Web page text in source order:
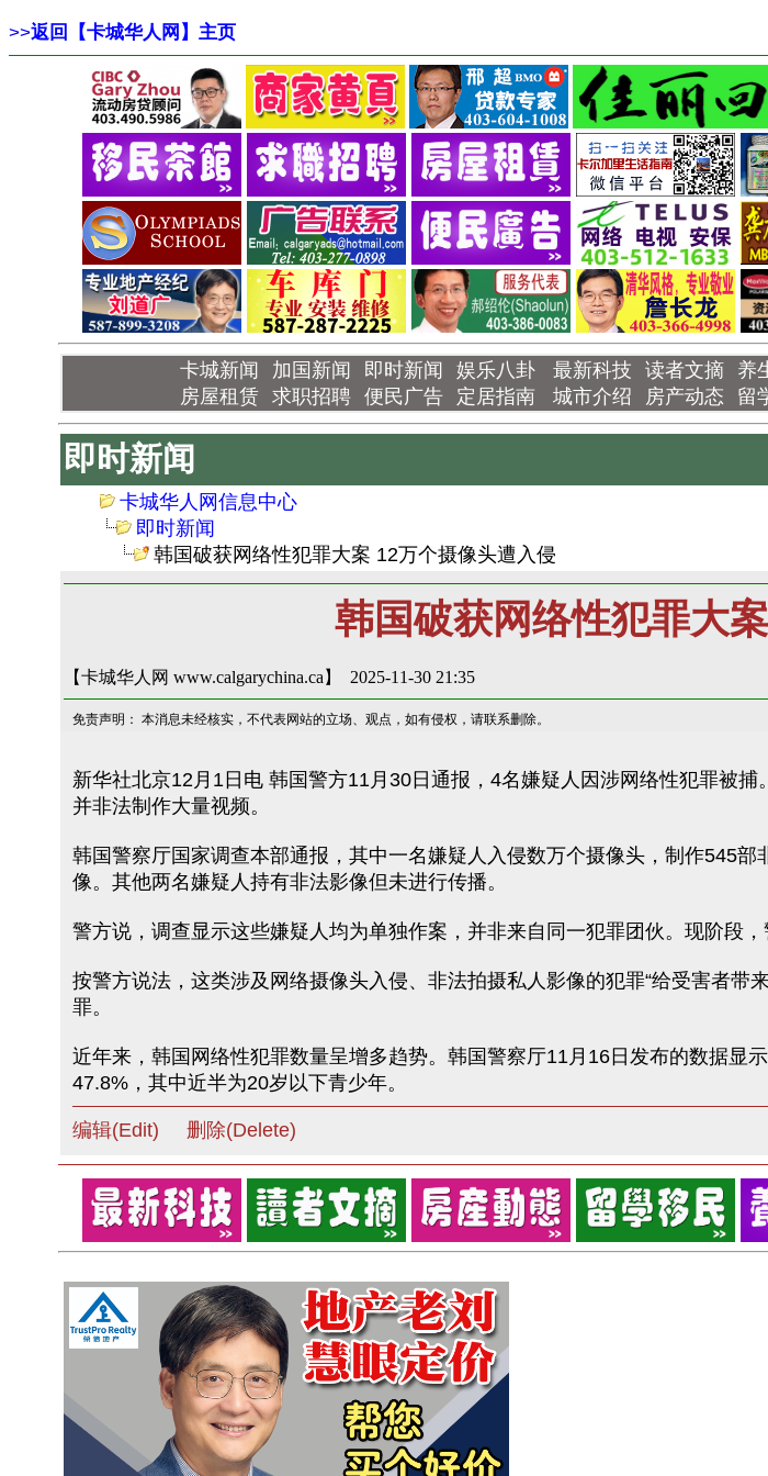
>>返回【卡城华人网】主页
卡城新闻 加国新闻 即时新闻 娱乐八卦 最新科技 读者文摘 养
房屋租赁 求职招聘 便民广告 定居指南 城市介绍 房产动态 留
即时新闻
卡城华人网信息中心
即时新闻
韩国破获网络性犯罪大案 12万个摄像头遭入侵
韩国破获网络性犯罪大
【卡城华人网 www.calgarychina.ca】 2025-11-30 21:35
免责声明： 本消息未经核实，不代表网站的立场、观点，如有侵权，请联系删除。
新华社北京12月1日电 韩国警方11月30日通报，4名嫌疑人因涉网络性犯罪被
并非法制作大量视频。
韩国警察厅国家调查本部通报，其中一名嫌疑人入侵数万个摄像头，制作545
像。其他两名嫌疑人持有非法影像但未进行传播。
警方说，调查显示这些嫌疑人均为单独作案，并非来自同一犯罪团伙。现阶段
按警方说法，这类涉及网络摄像头入侵、非法拍摄私人影像的犯罪“给受害者
罪。
近年来，韩国网络性犯罪数量呈增多趋势。韩国警察厅11月16日发布的数据显
47.8%，其中近半为20岁以下青少年。
编辑(Edit) 删除(Delete)